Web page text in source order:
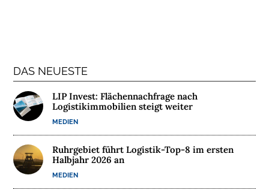
E
M
W
E
B
DAS NEUESTE
LIP Invest: Flächennachfrage nach
Logistikimmobilien steigt weiter
MEDIEN
Ruhrgebiet führt Logistik-Top-8 im ersten
Halbjahr 2026 an
MEDIEN